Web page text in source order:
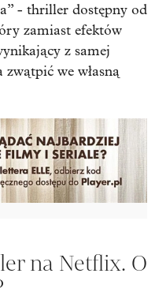
- thriller dostępny od
zamiast efektów
z samej
we własną
na Netflix. O